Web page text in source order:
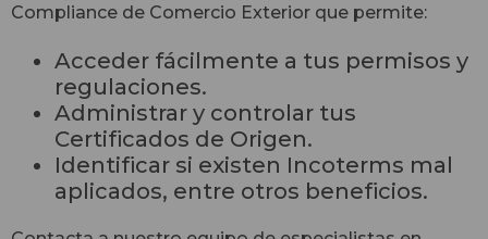
Compliance de Comercio Exterior que permite:
Acceder fácilmente a tus permisos y
regulaciones.
Administrar y controlar tus
Certificados de Origen.
Identificar si existen Incoterms mal
aplicados, entre otros beneficios.